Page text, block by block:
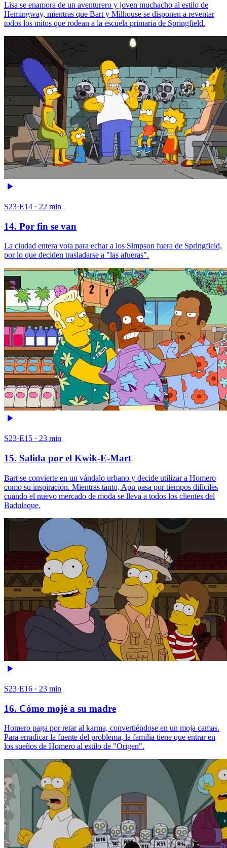
Lisa se enamora de un aventurero y joven muchacho al estilo de
Hemingway, mientras que Bart y Milhouse se disponen a reventar
todos los mitos que rodean a la escuela primaria de Springfield.
S23·E14 · 22 min
14. Por fin se van
La ciudad entera vota para echar a los Simpson fuera de Springfield,
por lo que deciden trasladarse a "las afueras".
S23·E15 · 23 min
15. Salida por el Kwik-E-Mart
Bart se convierte en un vándalo urbano y decide utilizar a Homero
como su inspiración. Mientras tanto, Apu pasa por tiempos difíciles
cuando el nuevo mercado de moda se lleva a todos los clientes del
Badulaque.
S23·E16 · 23 min
16. Cómo mojé a su madre
Homero paga por retar al karma, convertiéndose en un moja camas.
Para erradicar la fuente del problema, la familia tiene que entrar en
los sueños de Homero al estilo de "Origen".